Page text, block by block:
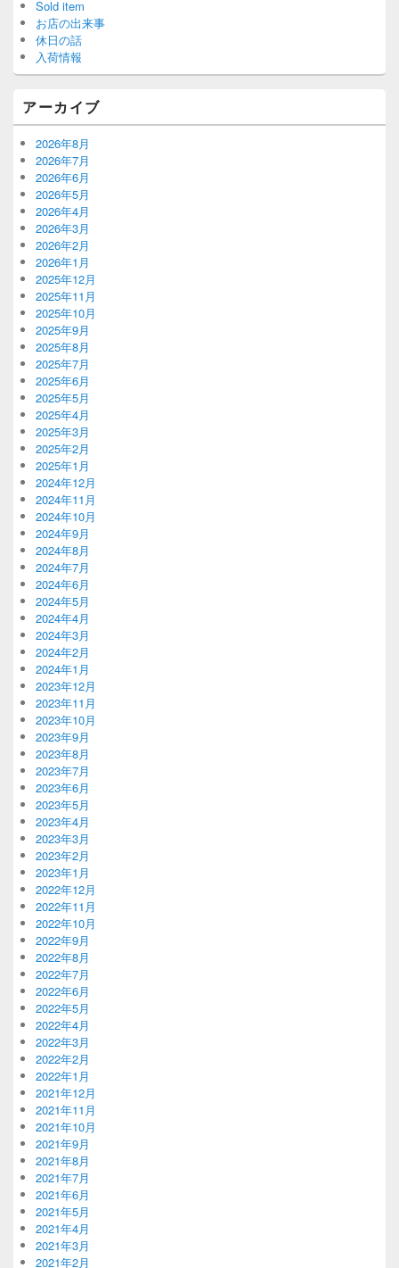
Sold item
お店の出来事
休日の話
入荷情報
アーカイブ
2026年8月
2026年7月
2026年6月
2026年5月
2026年4月
2026年3月
2026年2月
2026年1月
2025年12月
2025年11月
2025年10月
2025年9月
2025年8月
2025年7月
2025年6月
2025年5月
2025年4月
2025年3月
2025年2月
2025年1月
2024年12月
2024年11月
2024年10月
2024年9月
2024年8月
2024年7月
2024年6月
2024年5月
2024年4月
2024年3月
2024年2月
2024年1月
2023年12月
2023年11月
2023年10月
2023年9月
2023年8月
2023年7月
2023年6月
2023年5月
2023年4月
2023年3月
2023年2月
2023年1月
2022年12月
2022年11月
2022年10月
2022年9月
2022年8月
2022年7月
2022年6月
2022年5月
2022年4月
2022年3月
2022年2月
2022年1月
2021年12月
2021年11月
2021年10月
2021年9月
2021年8月
2021年7月
2021年6月
2021年5月
2021年4月
2021年3月
2021年2月